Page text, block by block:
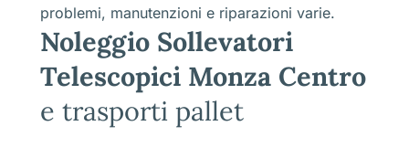
problemi, manutenzioni e riparazioni varie.
Noleggio Sollevatori
Telescopici Monza Centro
e trasporti pallet